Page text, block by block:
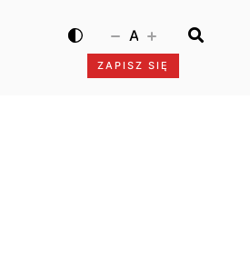
ZAPISZ SIĘ
A